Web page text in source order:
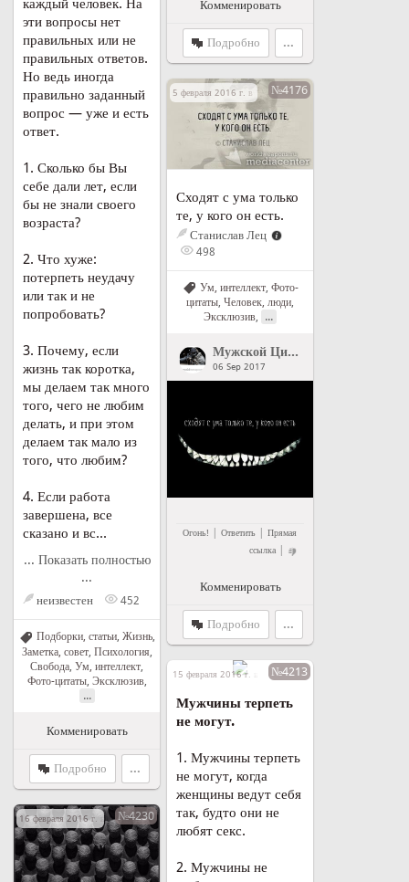
Комменировать
Подробно ...
каждый человек. На
эти вопросы нет
правильных или не
правильных ответов.
Но ведь иногда
правильно заданный
вопрос — уже и есть
ответ.
1. Сколько бы Вы
себе дали лет, если
бы не знали своего
возраста?
2. Что хуже:
потерпеть неудачу
или так и не
попробовать?
3. Почему, если
жизнь так коротка,
мы делаем так много
того, чего не любим
делать, и при этом
делаем так мало из
того, что любим?
4. Если работа
завершена, все
сказано и вс...
... Показать полностью
...
неизвестен 452
Подборки, статьи, Жизнь,
Заметка, совет, Психология
Свобода Ум, интеллект
Фото-цитаты, Эксклюзив,
...
Комменировать
Подробно ...
5 февраля 2016 г. в 11:52№4176
Сходят с ума только
те, у кого он есть.
Станислав Лец
498
Ум, интеллект, Фото-
цитаты, Человек, люди,
Эксклюзив, ...
Мужской Цитатник Рунета
06 Sep 2017
Огонь! Ответить
Прямая
ссылка
Комменировать
Подробно ...
15 февраля 2016 г. в 21:40№4213
Мужчины терпеть
не могут.
1. Мужчины терпеть
не могут, когда
женщины ведут себя
так, будто они не
любят секс.
2. Мужчины не
16 февраля 2016 г. в 22:28№4230